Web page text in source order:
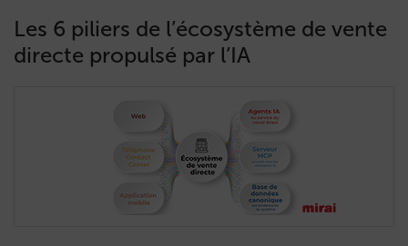
Les 6 piliers de l’écosystème de vente
directe propulsé par l’IA